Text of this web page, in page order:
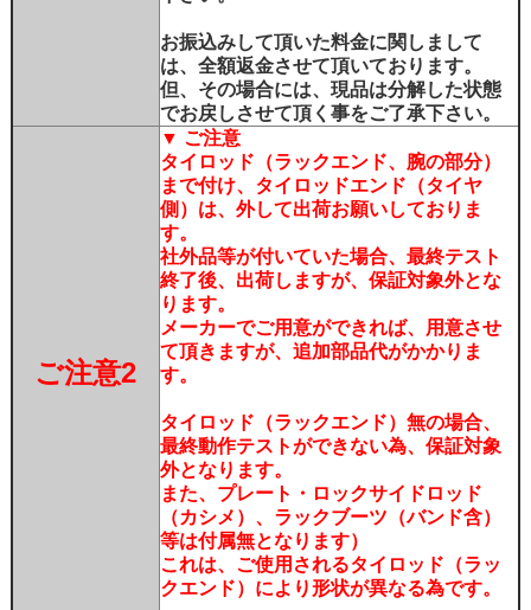
お振込みして頂いた料金に関しまして
は、全額返金させて頂いております。
但、その場合には、現品は分解した状態
でお戻しさせて頂く事をご了承下さい。
ご注意2
▼ ご注意
タイロッド（ラックエンド、腕の部分）
まで付け、タイロッドエンド（タイヤ
側）は、外して出荷お願いしておりま
す。
社外品等が付いていた場合、最終テスト
終了後、出荷しますが、保証対象外とな
ります。
メーカーでご用意ができれば、用意させ
て頂きますが、追加部品代がかかりま
す。
タイロッド（ラックエンド）無の場合、
最終動作テストができない為、保証対象
外となります。
また、プレート・ロックサイドロッド
（カシメ）、ラックブーツ（バンド含）
等は付属無となります）
これは、ご使用されるタイロッド（ラッ
クエンド）により形状が異なる為です。